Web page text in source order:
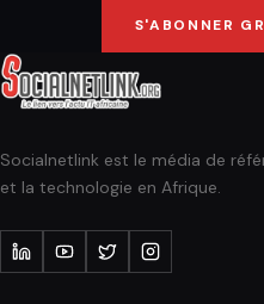
S'ABONNER
Socialnetlink est le média de
et la technologie en Afrique.